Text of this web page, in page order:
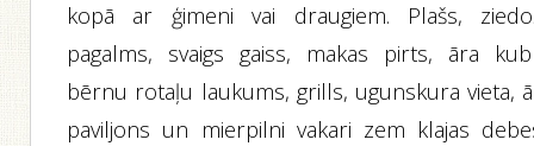
kopā ar ģimeni vai draugiem. Plašs,
pagalms, svaigs gaiss, makas pirts, āra
bērnu rotaļu laukums, grills, ugunskura vieta,
paviljons un mierpilni vakari zem klajas